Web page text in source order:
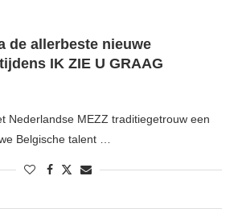
de allerbeste nieuwe
IK ZIE U GRAAG
Nederlandse MEZZ traditiegetrouw een
Belgische talent …